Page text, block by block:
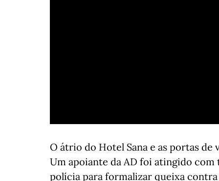
O átrio do Hotel Sana e as portas
Um apoiante da AD foi atingido com
polícia para formalizar queixa contra